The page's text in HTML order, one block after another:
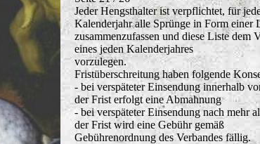
Jeder Hengsthalter ist verpflichtet, für
Kalenderjahr alle Sprünge in Form einer
zusammenzufassen und diese Liste dem
eines jeden Kalenderjahres
vorzulegen.
Fristüberschreitung haben folgende
- bei verspäteter Einsendung innerhalb
der Frist erfolgt eine Abmahnung
- bei verspäteter Einsendung nach mehr
der Frist wird eine Gebühr gemäß
Gebührenordnung des Verbandes fällig.